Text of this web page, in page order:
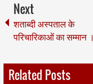
Next
शताब्दी अस्पताल के
परिचारिकाओं का सम्मान ।
Related Posts